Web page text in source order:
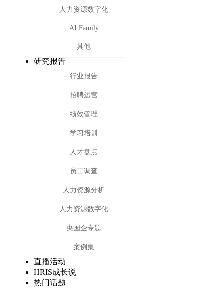
人力资源数字化
AI Family
其他
研究报告
行业报告
招聘运营
绩效管理
学习培训
人才盘点
员工调查
人力资源分析
人力资源数字化
央国企专题
案例集
直播活动
HRIS成长说
热门话题